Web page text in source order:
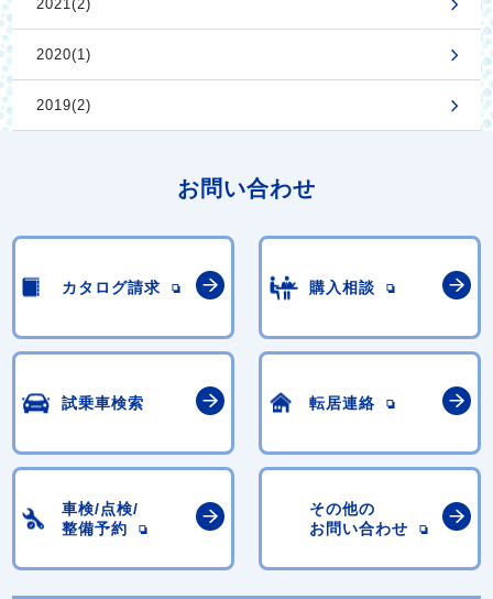
2021(2)
2020(1)
2019(2)
お問い合わせ
カタログ請求 購入相談
試乗車検索 転居連絡
車検/点検/
整備予約
その他の
お問い合わせ